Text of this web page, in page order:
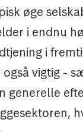
øge
i endnu
i
vigtig -
generelle